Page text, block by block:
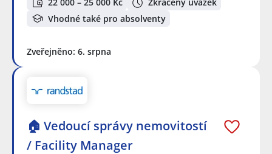
Vhodné také pro absolventy
Zveřejněno: 6. srpna
🏠 Vedoucí správy nemovitostí
/ Facility Manager